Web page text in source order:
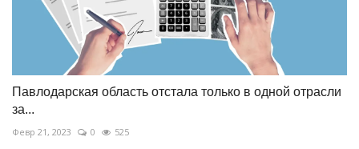
Павлодарская область отстала только в одной отрасли
за...
Февр 21, 2023 0 525